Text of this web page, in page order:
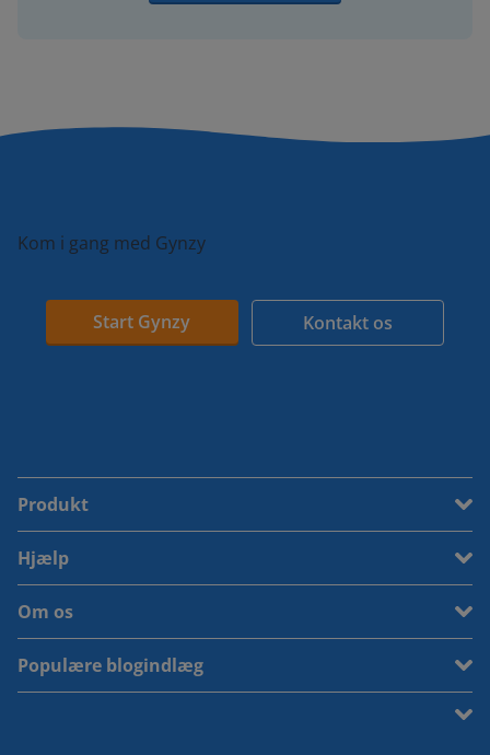
Kom i gang med Gynzy
Start Gynzy Kontakt os
Produkt
Hjælp
Om os
Populære blogindlæg